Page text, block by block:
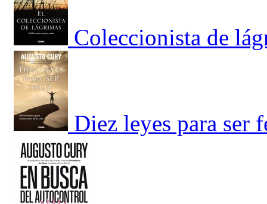
Coleccionista de
Diez leyes para ser